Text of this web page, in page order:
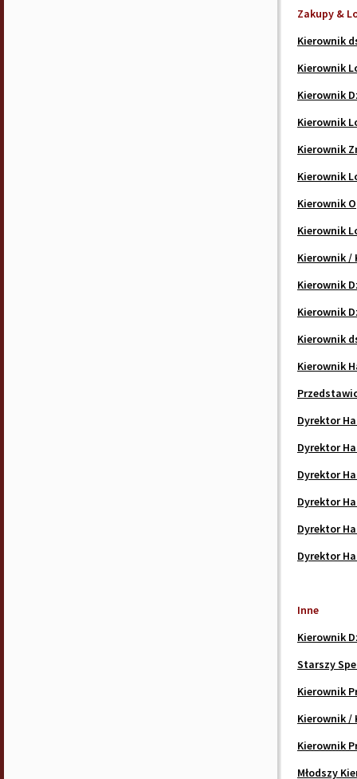
Zakupy &
Kierownik
Kierownik
Kierownik
Kierownik
Kierownik
Kierownik
Kierownik
Kierownik
Kierownik /
Kierownik
Kierownik
Kierownik
Kierownik
Dyrektor
Dyrektor
Dyrektor
Dyrektor
Dyrektor
Dyrektor
Inne
Kierownik
Starszy
Kierownik
Kierownik /
Kierownik
Młodszy